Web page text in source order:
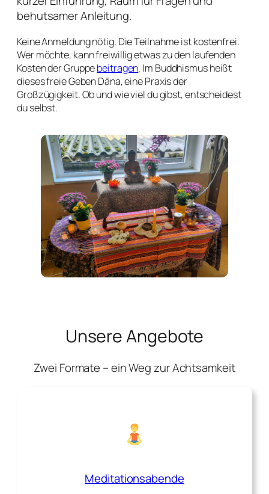
behutsamer Anleitung.
Keine Anmeldung nötig. Die Teilnahme ist kostenfrei.
Wer möchte, kann freiwillig etwas zu den laufenden
Kosten der Gruppebeitragen. Im Buddhismus heißt
dieses freie Geben Dāna, eine Praxis der
Großzügigkeit. Ob und wie viel du gibst, entscheidest
du selbst.
Unsere Angebote
Zwei Formate – ein Weg zur Achtsamkeit
Meditationsabende